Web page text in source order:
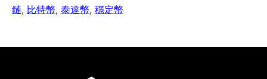
鏈, 比特幣, 泰達幣, 穩定幣